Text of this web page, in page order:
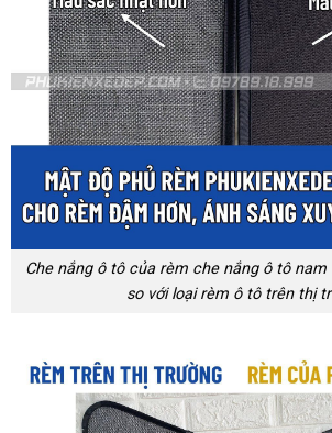
Che nắng ô tô của rèm che nắng ô tô
so với loại rèm ô tô trên thị